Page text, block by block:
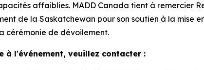
affaiblies. MADD Canada tient à remercier
de la Saskatchewan pour son soutien à la mise
cérémonie de dévoilement.
à l'événement, veuillez contacter :